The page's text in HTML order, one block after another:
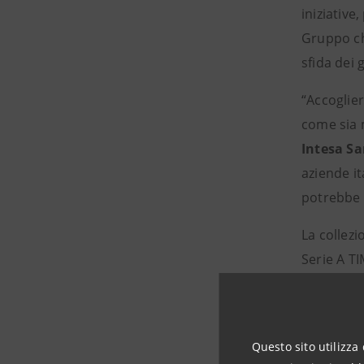
Questo sito utilizza
Gruppo
sfida dei
come sia
Intesa
aziende
potrebbe
La
Serie A
il
club
dei